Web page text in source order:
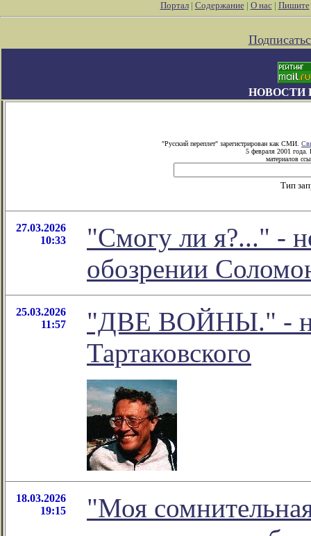
Портал| Содержание| О нас| Пишите
НОВОСТИ
"Русский переплет" зарегистрирован как СМИ.
5 февраля 2001 года.
материалов
Тип
27.03.2026
10:33
"Смогу ли я?..." -
обозрении
25.03.2026
11:57
"ДВЕ ВОЙНЫ." -
Тартаковского
18.03.2026
19:15
"Моя